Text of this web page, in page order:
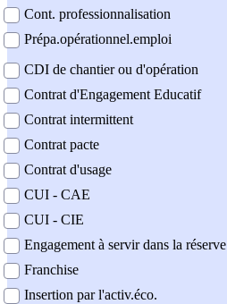
Cont. professionnalisation
Prépa.opérationnel.emploi
CDI de chantier ou d'opération
Contrat d'Engagement Educatif
Contrat intermittent
Contrat pacte
Contrat d'usage
CUI - CAE
CUI - CIE
Engagement à servir dans la réserve
Franchise
Insertion par l'activ.éco.